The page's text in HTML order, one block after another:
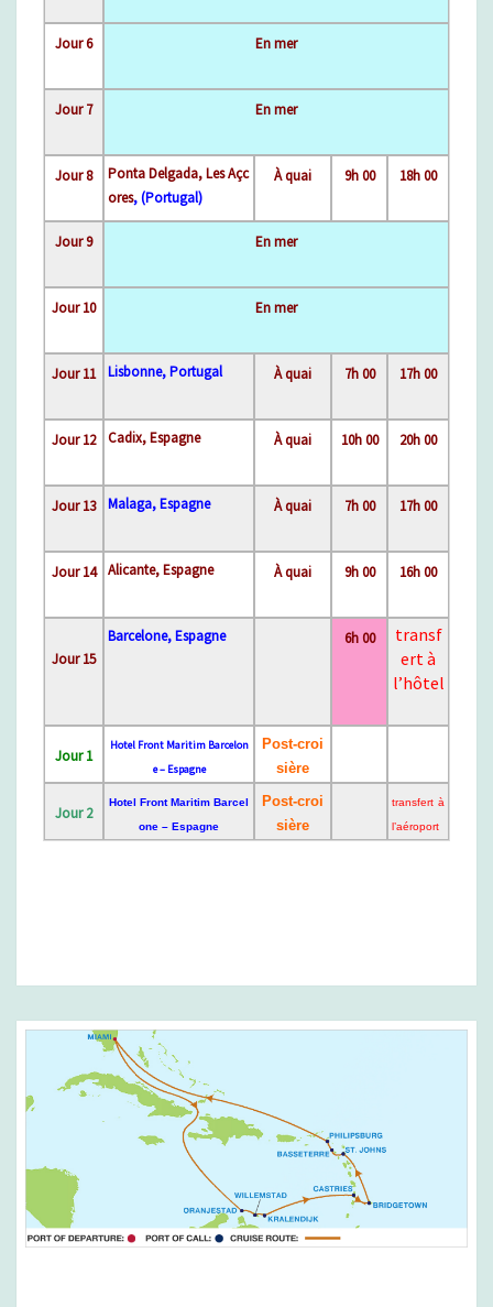
R
Q
U
Jour 6 En mer
Jour 7 En mer
Jour 8
Ponta Delgada, Les Açc
ores, (Portugal)
À quai 9h 00 18h 00
Jour 9 En mer
Jour 10 En mer
Jour 11 Lisbonne, Portugal À quai 7h 00 17h 00
Jour 12 Cadix, Espagne À quai 10h 00 20h 00
Jour 13 Malaga, Espagne À quai 7h 00 17h 00
Jour 14 Alicante, Espagne À quai 9h 00 16h 00
Jour 15
Barcelone, Espagne 6h 00
transf
ert à
l’hôtel
Jour 1
Hotel Front Maritim Barcelon
e – Espagne
Post-croi
sière
Jour 2
Hotel Front Maritim Barcel
one – Espagne
Post-croi
sière
transfert à
l’aéroport